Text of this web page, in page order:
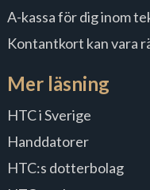
A-kassa för dig inom
Kontantkort kan vara
Mer läsning
HTC i Sverige
Handdatorer
HTC:s dotterbolag